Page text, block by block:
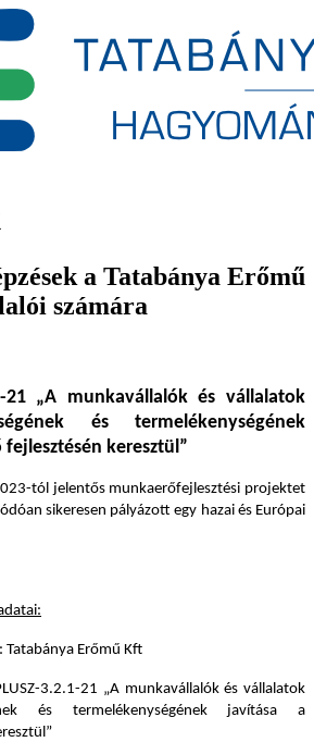
a Tatabánya Erőmű
számára
21 „A munkavállalók és vállalatok
és termelékenységének
keresztül”
tól jelentős munkaerőfejlesztési projektet
sikeresen pályázott egy hazai és Európai
Tatabánya Erőmű Kft
3.2.1-21 „A munkavállalók és vállalatok
és termelékenységének javítása a